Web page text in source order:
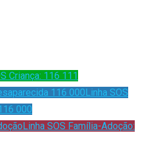
Criança: 116 111
Linha SOS
000
Linha SOS Família-Adoção: